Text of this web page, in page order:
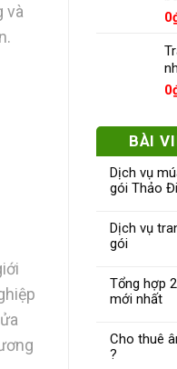
0
0
BÀI
Dịch vụ
gói Thảo
Dịch vụ
gói
Tổng hợp
mới nhất
Cho thuê
?
và